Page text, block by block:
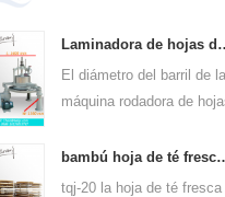
Laminadora de
El diámetro del barril de la
máquina rodadora de
550 mm, altura 400 mm,
productividad es 75kg / h
bambú hoja de té
tqj-20 la hoja de té fresca